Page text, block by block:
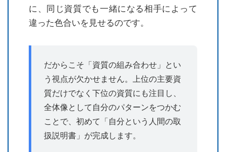
に、同じ資質でも一緒になる相手によって
違った色合いを見せるのです。
だからこそ「資質の組み合わせ」とい
う視点が欠かせません。上位の主要資
質だけでなく下位の資質にも注目し、
全体像として自分のパターンをつかむ
ことで、初めて「自分という人間の取
扱説明書」が完成します。